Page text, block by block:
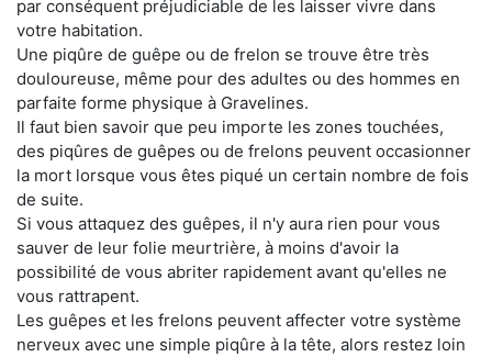
par conséquent préjudiciable de les laisser vivre dans
votre habitation.
Une piqûre de guêpe ou de frelon se trouve être très
douloureuse, même pour des adultes ou des hommes en
parfaite forme physique à Gravelines.
Il faut bien savoir que peu importe les zones touchées,
des piqûres de guêpes ou de frelons peuvent occasionner
la mort lorsque vous êtes piqué un certain nombre de fois
de suite.
Si vous attaquez des guêpes, il n'y aura rien pour vous
sauver de leur folie meurtrière, à moins d'avoir la
possibilité de vous abriter rapidement avant qu'elles ne
vous rattrapent.
Les guêpes et les frelons peuvent affecter votre système
nerveux avec une simple piqûre à la tête, alors restez loin